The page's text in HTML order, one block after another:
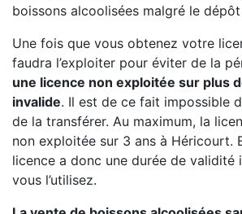
boissons alcoolisées malgré le
Une fois que vous obtenez votre
faudra l’exploiter pour éviter de la
une licence non exploitée sur plus
invalide. Il est de ce fait impossible
de la transférer. Au maximum, la
non exploitée sur 3 ans à Héricourt.
licence a donc une durée de validité
vous l’utilisez.